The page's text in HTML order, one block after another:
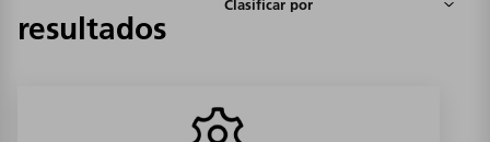
resultados